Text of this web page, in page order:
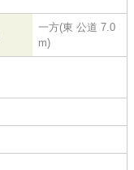
一方(東 公道 7.0
m)